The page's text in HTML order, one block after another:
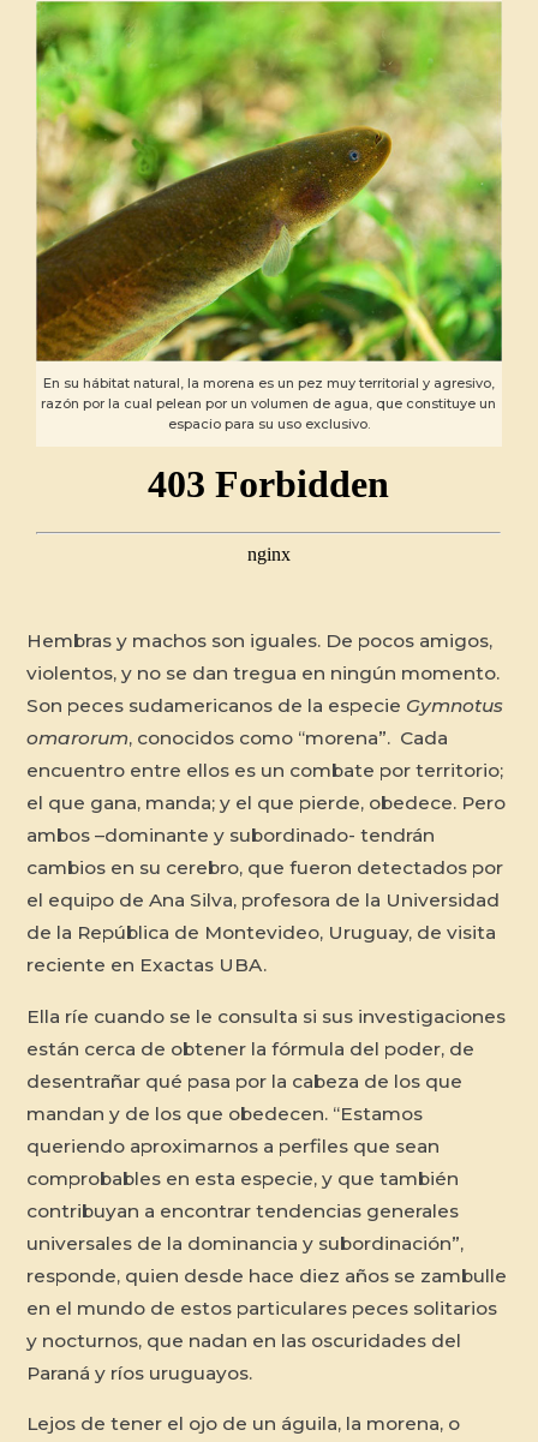
En su hábitat natural, la morena es un pez muy territorial y agresivo,
razón por la cual pelean por un volumen de agua, que constituye un
espacio para su uso exclusivo.
Hembras y machos son iguales. De pocos amigos,
violentos, y no se dan tregua en ningún momento.
Son peces sudamericanos de la especie Gymnotus
omarorum, conocidos como “morena”. Cada
encuentro entre ellos es un combate por territorio;
el que gana, manda; y el que pierde, obedece. Pero
ambos –dominante y subordinado- tendrán
cambios en su cerebro, que fueron detectados por
el equipo de Ana Silva, profesora de la Universidad
de la República de Montevideo, Uruguay, de visita
reciente en Exactas UBA.
Ella ríe cuando se le consulta si sus investigaciones
están cerca de obtener la fórmula del poder, de
desentrañar qué pasa por la cabeza de los que
mandan y de los que obedecen. “Estamos
queriendo aproximarnos a perfiles que sean
comprobables en esta especie, y que también
contribuyan a encontrar tendencias generales
universales de la dominancia y subordinación”,
responde, quien desde hace diez años se zambulle
en el mundo de estos particulares peces solitarios
y nocturnos, que nadan en las oscuridades del
Paraná y ríos uruguayos.
Lejos de tener el ojo de un águila, la morena, o